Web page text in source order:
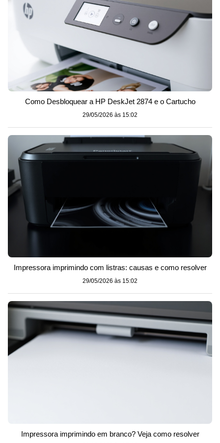
Como Desbloquear a HP DeskJet 2874 e o Cartucho
29/05/2026 às 15:02
Impressora imprimindo com listras: causas e como resolver
29/05/2026 às 15:02
Impressora imprimindo em branco? Veja como resolver